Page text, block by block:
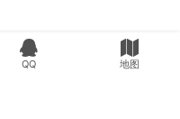
路板QC是做什么的？
QQ 地图